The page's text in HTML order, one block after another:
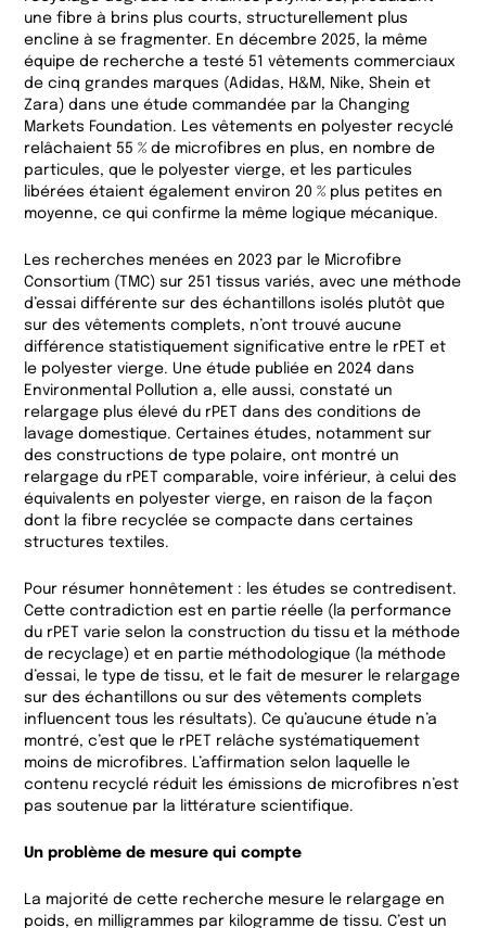
une fibre à brins plus courts, structurellement plus
encline à se fragmenter. En décembre 2025, la même
équipe de recherche a testé 51 vêtements commerciaux
de cinq grandes marques (Adidas, H&M, Nike, Shein et
Zara) dans une étude commandée par la Changing
Markets Foundation. Les vêtements en polyester recyclé
relâchaient 55 % de microfibres en plus, en nombre de
particules, que le polyester vierge, et les particules
libérées étaient également environ 20 % plus petites en
moyenne, ce qui confirme la même logique mécanique.
Les recherches menées en 2023 par le Microfibre
Consortium (TMC) sur 251 tissus variés, avec une méthode
d’essai différente sur des échantillons isolés plutôt que
sur des vêtements complets, n’ont trouvé aucune
différence statistiquement significative entre le rPET et
le polyester vierge. Une étude publiée en 2024 dans
Environmental Pollution a, elle aussi, constaté un
relargage plus élevé du rPET dans des conditions de
lavage domestique. Certaines études, notamment sur
des constructions de type polaire, ont montré un
relargage du rPET comparable, voire inférieur, à celui des
équivalents en polyester vierge, en raison de la façon
dont la fibre recyclée se compacte dans certaines
structures textiles.
Pour résumer honnêtement : les études se contredisent.
Cette contradiction est en partie réelle (la performance
du rPET varie selon la construction du tissu et la méthode
de recyclage) et en partie méthodologique (la méthode
d’essai, le type de tissu, et le fait de mesurer le relargage
sur des échantillons ou sur des vêtements complets
influencent tous les résultats). Ce qu’aucune étude n’a
montré, c’est que le rPET relâche systématiquement
moins de microfibres. L’affirmation selon laquelle le
contenu recyclé réduit les émissions de microfibres n’est
pas soutenue par la littérature scientifique.
Un problème de mesure qui compte
La majorité de cette recherche mesure le relargage en
poids, en milligrammes par kilogramme de tissu. C’est un